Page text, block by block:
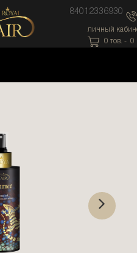
84012336930
личный
0 тов. - 0